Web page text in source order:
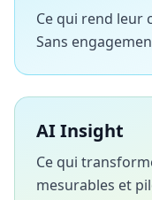
Ce qui rend leur
Sans
AI Insight
Ce qui
mesurables et